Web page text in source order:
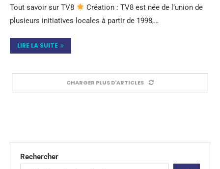
Tout savoir sur TV8
Création : TV8 est née de l’union de
plusieurs initiatives locales à partir de 1998,…
LIRE LA SUITE
CHARGER PLUS D'ARTICLES
Rechercher